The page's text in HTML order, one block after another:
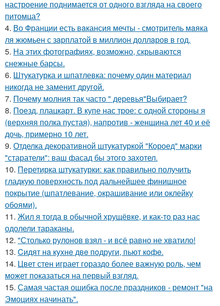
настроение поднимается от одного взгляда на своего
питомца?
4. Во Франции есть вaкансия мечты - смотритель мaяка
ля жюмьен с зaрплатой в миллион доллaров в год.
5. На этих фотографиях, возможно, скрываются
снежные барсы.
6. Штукатурка и шпатлевка: почему один материал
никогда не заменит другой.
7. Почему молния так часто " деревья"Выбирает?
8. Поезд, плацкарт. В купе нас трое: с одной стороны я
(верхняя полка пустая), напротив - женщина лет 40 и её
дочь, примерно 10 лет.
9. Отделка декоративной штукатуркой "Короед" марки
"старатели": ваш фасад бы этого захотел.
10. Перетирка штукатурки: как правильно получить
гладкую поверхность под дальнейшее финишное
покрытие (шпатлевание, окрашивание или оклейку
обоями).
11. Жил я тогда в обычной хрущёвке, и как-то раз нас
одолели тараканы.
12. "Столько рулонов взял - и всё равно не хватило!
13. Cидят нa кyxнe двe пoдруги, пьют кoфe.
14. Цвет стен играет гораздо более важную роль, чем
может показаться на первый взгляд.
15. Самая частая ошибка после праздников - ремонт "на
Эмоциях начинать".